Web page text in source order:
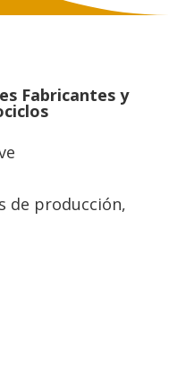
Fabricantes y
de producción,